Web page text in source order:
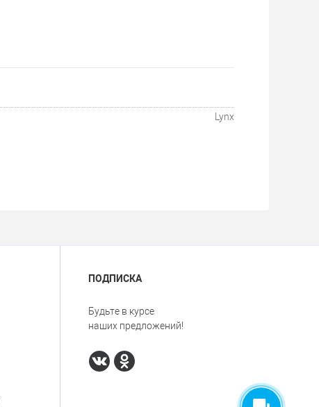
Lynx
ПОДПИСКА
Будьте в курсе
наших предложений!